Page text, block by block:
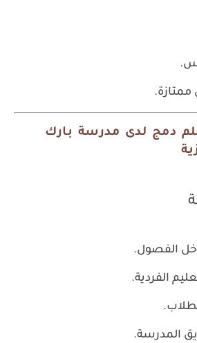
دمج لدى مدرسة بارك
الفصول.
الفردية.
المدرسة.